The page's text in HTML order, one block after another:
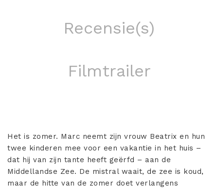
Recensie(s)
Filmtrailer
Het is zomer. Marc neemt zijn vrouw Beatrix en hun
twee kinderen mee voor een vakantie in het huis –
dat hij van zijn tante heeft geërfd – aan de
Middellandse Zee. De mistral waait, de zee is koud,
maar de hitte van de zomer doet verlangens